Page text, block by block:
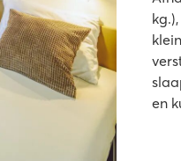
en